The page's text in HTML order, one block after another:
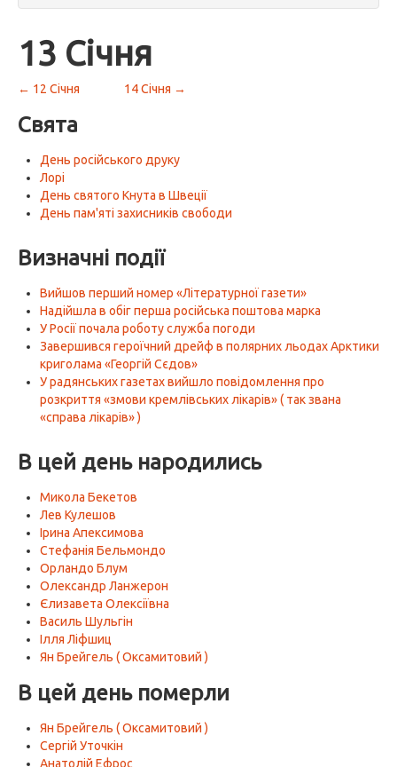
13 Січня
← 12 Січня 14 Січня →
Свята
День російського друку
Лорі
День святого Кнута в Швеції
День пам'яті захисників свободи
Визначні події
Вийшов перший номер «Літературної газети»
Надійшла в обіг перша російська поштова марка
У Росії почала роботу служба погоди
Завершився героїчний дрейф в полярних льодах Арктики
криголама «Георгій Сєдов»
У радянських газетах вийшло повідомлення про
розкриття «змови кремлівських лікарів» ( так звана
«справа лікарів» )
В цей день народились
Микола Бекетов
Лев Кулешов
Ірина Апексимова
Стефанія Бельмондо
Орландо Блум
Олександр Ланжерон
Єлизавета Олексіївна
Василь Шульгін
Ілля Ліфшиц
Ян Брейгель ( Оксамитовий )
В цей день померли
Ян Брейгель ( Оксамитовий )
Сергій Уточкін
Анатолій Ефрос